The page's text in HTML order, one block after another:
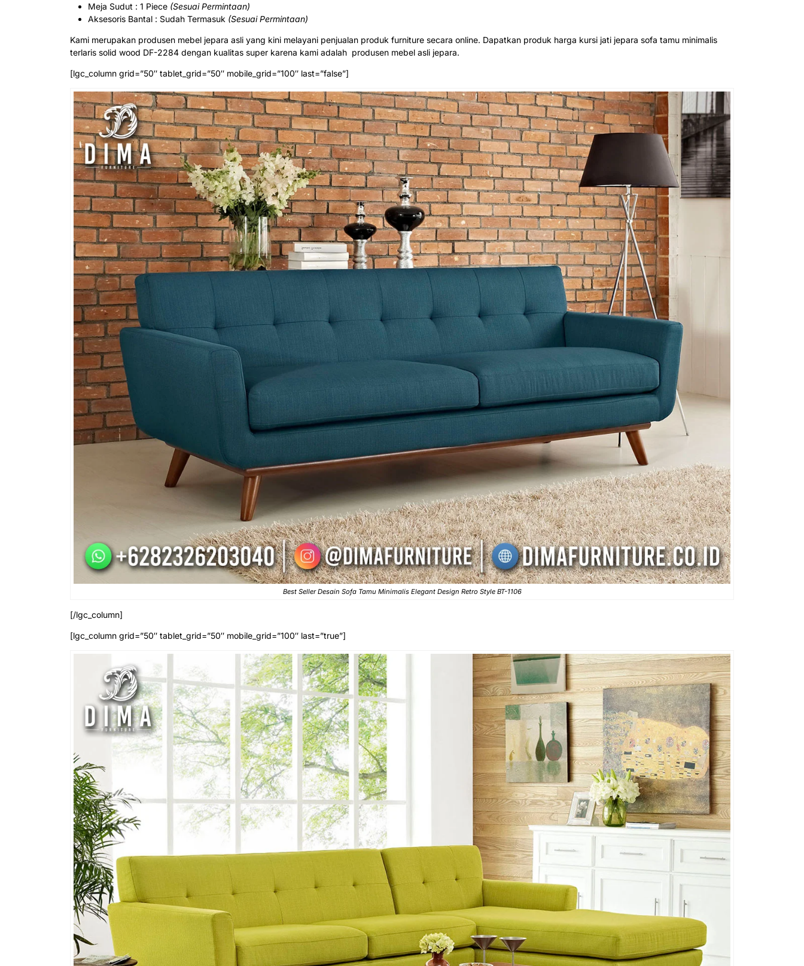
Meja Sudut : 1 Piece (Sesuai Permintaan)
Aksesoris Bantal : Sudah Termasuk (Sesuai Permintaan)
Kami merupakan produsen mebel jepara asli yang kini melayani penjualan produk furniture secara online. Dapatkan produk harga kursi jati jepara sofa tamu minimalis
terlaris solid wood DF-2284 dengan kualitas super karena kami adalah produsen mebel asli jepara.
[lgc_column grid=”50″ tablet_grid=”50″ mobile_grid=”100″ last=”false”]
Best Seller Desain Sofa Tamu Minimalis Elegant Design Retro Style BT-1106
[/lgc_column]
[lgc_column grid=”50″ tablet_grid=”50″ mobile_grid=”100″ last=”true”]